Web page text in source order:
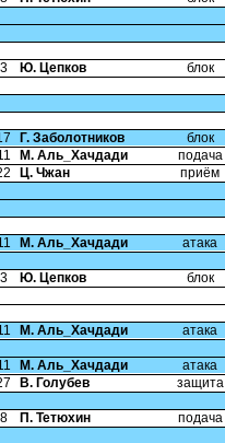
3 Ю. Цепков блок
Г. Заболотников
блок
М. Аль_Хачдади
подача
Ц. Чжан приём
М. Аль_Хачдади атака
3 Ю. Цепков блок
М. Аль_Хачдади атака
М. Аль_Хачдади
атака
В. Голубев защита
8 П. Тетюхин подача